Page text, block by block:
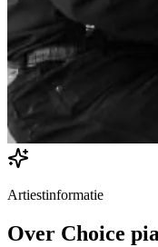
Artiestinformatie
Over Choice